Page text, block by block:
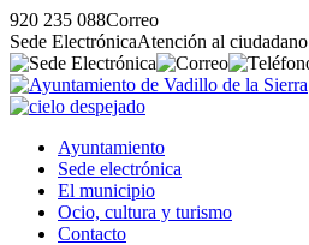
920 235 088Correo
Sede ElectrónicaAtención al ciudadano
Ayuntamiento
Sede electrónica
El municipio
Ocio, cultura y turismo
Contacto